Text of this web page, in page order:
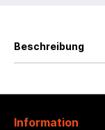
Beschreibung
Information